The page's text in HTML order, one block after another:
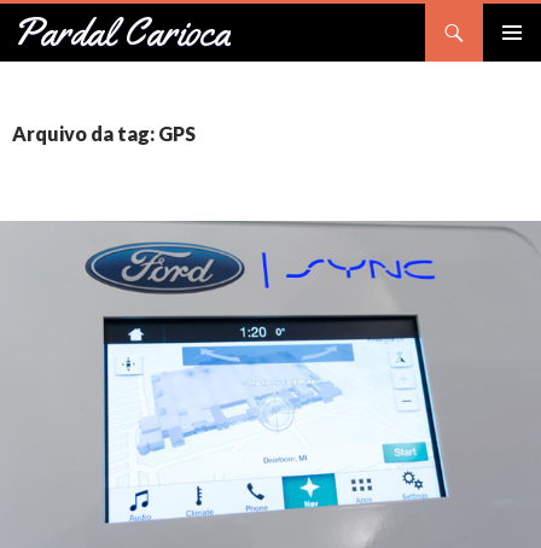
Pardal Carioca
Pesquisar
PULAR
CONTEÚDO
Arquivo da tag: GPS